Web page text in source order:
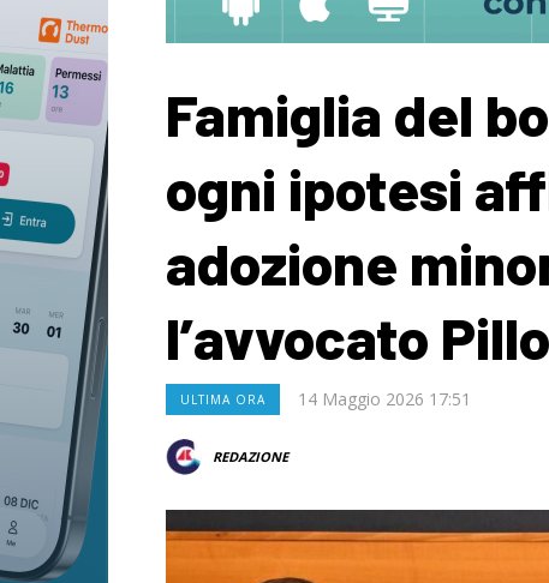
Famiglia del
ogni ipotesi
adozione
l’avvocato
ULTIMA ORA 14 Maggio 2026 17:51
REDAZIONE